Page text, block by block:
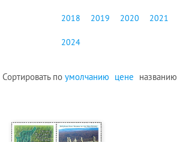
2018 2019 2020 2021
2024
Сортировать поумолчанию цене названию